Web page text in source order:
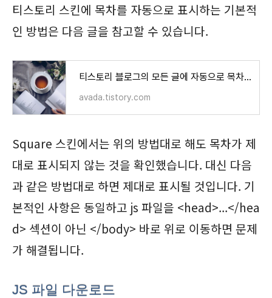
티스토리 스킨에 목차를 자동으로 표시하는 기본적
인 방법은 다음 글을 참고할 수 있습니다.
티스토리 블로그의 모든 글에 자동으로 목차 표시하는 방법
avada.tistory.com
Square 스킨에서는 위의 방법대로 해도 목차가 제
대로 표시되지 않는 것을 확인했습니다. 대신 다음
과 같은 방법대로 하면 제대로 표시될 것입니다. 기
본적인 사항은 동일하고 js 파일을 <head>...</hea
d> 섹션이 아닌 </body> 바로 위로 이동하면 문제
가 해결됩니다.
JS 파일 다운로드